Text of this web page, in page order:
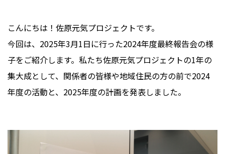
こんにちは！佐原元気プロジェクトです。
今回は、2025年3月1日に行った2024年度最終報告会の様
子をご紹介します。私たち佐原元気プロジェクトの1年の
集大成として、関係者の皆様や地域住民の方の前で2024
年度の活動と、2025年度の計画を発表しました。